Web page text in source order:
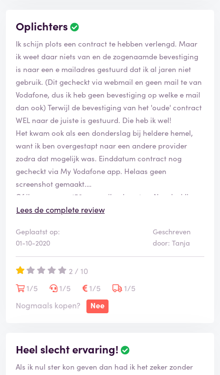
onderaannemers meer tijd hebben gehad, zouden we
dit met dit deze zaak juridische stappen ondernemen!
En nog een keer, dit alles, deze hele moeilijke en
frustrerende situatie voor ons, deze hele slechte review
voor wat? Voor ONZE EIGEN INLOG GEGEVENS en ONZE
EIGEN FACTUREN! Onze mond aan mond reclame word
zeker uitgebreid naar elke onderaannemer die wij
kennen totdat wij onze inlog gegevens krijgen!
Schandalig bedrijf!
Oplichters
Ik schijn plots een contract te hebben verlengd. Maar
ik weet daar niets van en de zogenaamde bevestiging
is naar een e mailadres gestuurd dat ik al jaren niet
gebruik. (Dit gecheckt via webmail en geen mail te van
Vodafone, dus ik heb geen bevestiging op welke e mail
dan ook) Terwijl de bevestiging van het 'oude' contract
WEL naar de juiste is gestuurd. Die heb ik wel!
Het kwam ook als een donderslag bij heldere hemel,
want ik ben overgestapt naar een andere provider
zodra dat mogelijk was. Einddatum contract nog
gecheckt via My Vodafone app. Helaas geen
screenshot gemaakt.
Of ik maar even 156 euro wil ophoesten. Nee dus! Ik
heb de klantenservice nogmaals gebeld, weer alles
aantekeningen lijkt het) en ze zouden het uitzoeken. De
betaling zou worden opgeschort zolang. Gelukkig heb
ik mijn bank opdracht gegeven om de automatische
incasso te stoppen, want de Vodahufters hebben dus
toch geprobeerd 156 euro te innen
Ik ga rechtsbijstand inschakelen.
Lees de complete review
Geplaatst op:
01-10-2020
Geschreven
door: Tanja
2 / 10
1/5
1/5 1/5
1/5
Nogmaals kopen?
Nee
Heel slecht ervaring!
Als ik nul ster kon geven dan had ik het zeker zonder